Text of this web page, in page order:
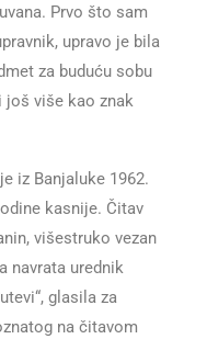
Prvo što sam
upravo je bila
za buduću sobu
još više kao znak
iz Banjaluke 1962.
kasnije. Čitav
višestruko vezan
navrata urednik
glasila za
na čitavom